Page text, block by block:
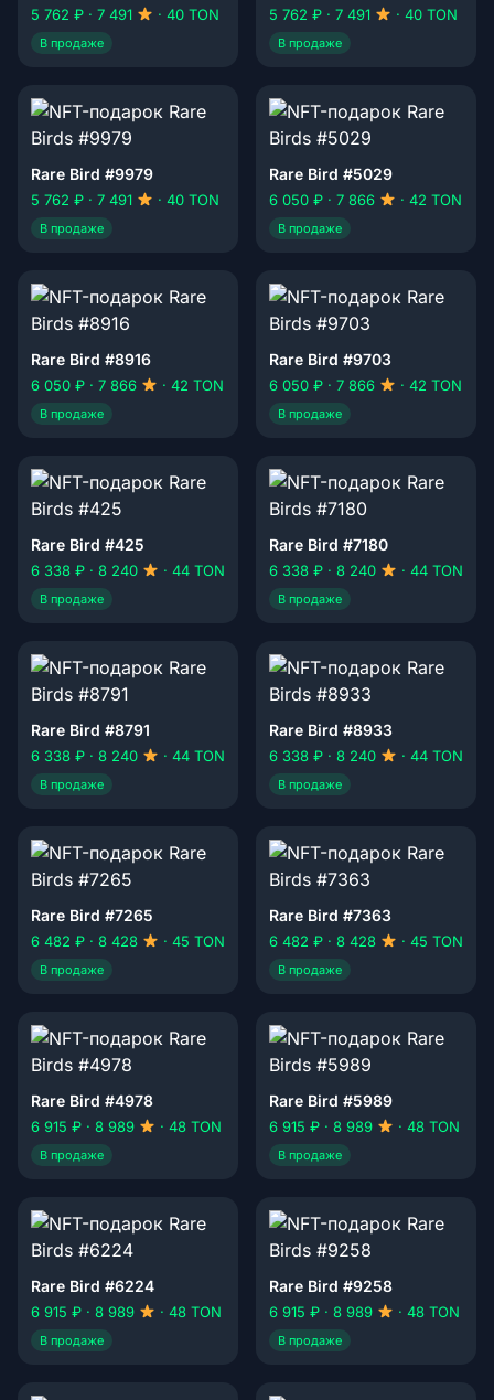
5 762 ₽ · 7 491 · 40 TON
В продаже
5 762 ₽ · 7 491 · 40 TON
В продаже
Rare Bird #9979
5 762 ₽ · 7 491 · 40 TON
В продаже
Rare Bird #5029
6 050 ₽ · 7 866 · 42 TON
В продаже
Rare Bird #8916
6 050 ₽ · 7 866 · 42 TON
В продаже
Rare Bird #9703
6 050 ₽ · 7 866 · 42 TON
В продаже
Rare Bird #425
6 338 ₽ · 8 240 · 44 TON
В продаже
Rare Bird #7180
6 338 ₽ · 8 240 · 44 TON
В продаже
Rare Bird #8791
6 338 ₽ · 8 240 · 44 TON
В продаже
Rare Bird #8933
6 338 ₽ · 8 240 · 44 TON
В продаже
Rare Bird #7265
6 482 ₽ · 8 428 · 45 TON
В продаже
Rare Bird #7363
6 482 ₽ · 8 428 · 45 TON
В продаже
Rare Bird #4978
6 915 ₽ · 8 989 · 48 TON
В продаже
Rare Bird #5989
6 915 ₽ · 8 989 · 48 TON
В продаже
Rare Bird #6224
6 915 ₽ · 8 989 · 48 TON
В продаже
Rare Bird #9258
6 915 ₽ · 8 989 · 48 TON
В продаже